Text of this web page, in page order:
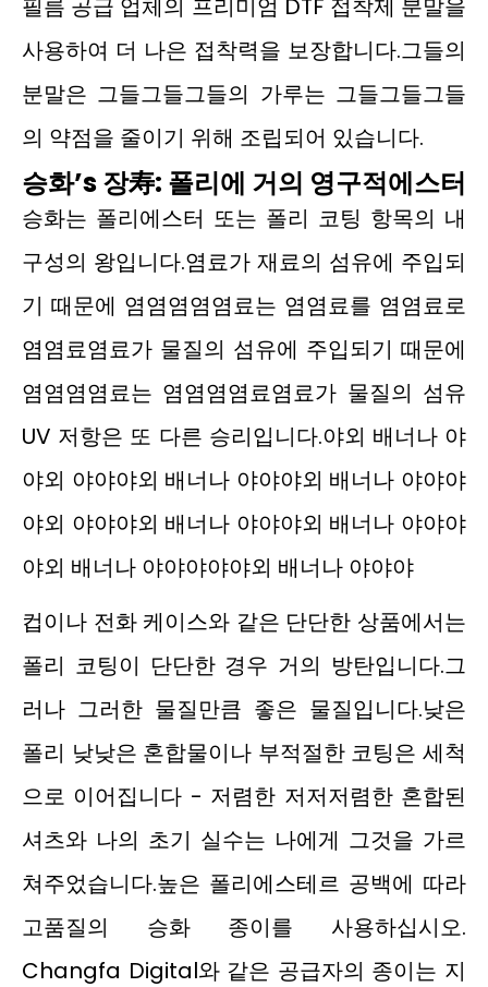
필름 공급 업체의 프리미엄 DTF 접착제 분말을
사용하여 더 나은 접착력을 보장합니다.그들의
분말은 그들그들그들의 가루는 그들그들그들
의 약점을 줄이기 위해 조립되어 있습니다.
승화’s 장寿: 폴리에 거의 영구적에스터
승화는 폴리에스터 또는 폴리 코팅 항목의 내
구성의 왕입니다.염료가 재료의 섬유에 주입되
기 때문에 염염염염염료는 염염료를 염염료로
염염료염료가 물질의 섬유에 주입되기 때문에
염염염염료는 염염염염료염료가 물질의 섬유
UV 저항은 또 다른 승리입니다.야외 배너나 야
야외 야야야외 배너나 야야야외 배너나 야야야
야외 야야야외 배너나 야야야외 배너나 야야야
야외 배너나 야야야야야외 배너나 야야야
컵이나 전화 케이스와 같은 단단한 상품에서는
폴리 코팅이 단단한 경우 거의 방탄입니다.그
러나 그러한 물질만큼 좋은 물질입니다.낮은
폴리 낮낮은 혼합물이나 부적절한 코팅은 세척
으로 이어집니다 - 저렴한 저저저렴한 혼합된
셔츠와 나의 초기 실수는 나에게 그것을 가르
쳐주었습니다.높은 폴리에스테르 공백에 따라
고품질의 승화 종이를 사용하십시오.
Changfa Digital와 같은 공급자의 종이는 지